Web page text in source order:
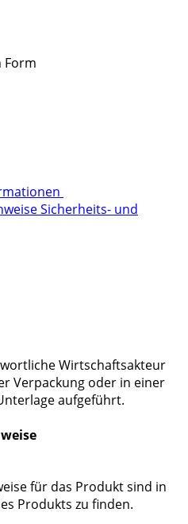
Form
Sicherheits- und
Wirtschaftsakteur
Verpackung oder in einer
aufgeführt.
für das Produkt sind in
Produkts zu finden.